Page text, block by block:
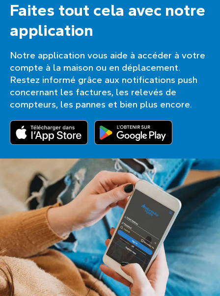
Faites tout cela avec notre
application
Notre application vous aide à accéder à votre
compte à la maison ou en déplacement.
Restez informé grâce aux notifications push
concernant les factures, les relevés de
compteurs, les pannes et bien plus encore.